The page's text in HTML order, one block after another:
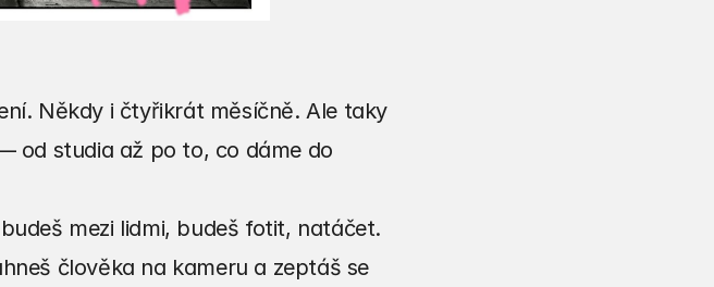
Někdy i čtyřikrát měsíčně. Ale taky
od studia až po to, co dáme do
mezi lidmi, budeš fotit, natáčet.
člověka na kameru a zeptáš se